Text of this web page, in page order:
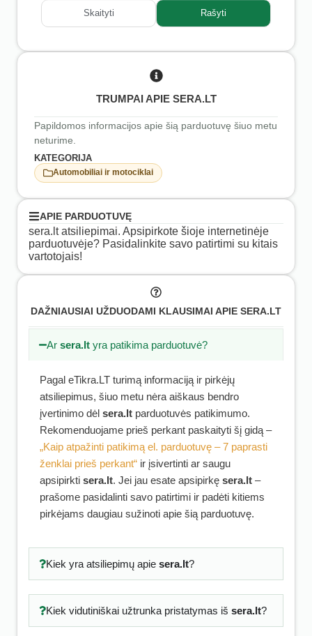
Skaityti Rašyti
TRUMPAI APIE SERA.LT
Papildomos informacijos apie šią parduotuvę šiuo metu
neturime.
KATEGORIJA
Automobiliai ir motociklai
APIE PARDUOTUVĘ
sera.lt atsiliepimai. Apsipirkote šioje internetinėje
parduotuvėje? Pasidalinkite savo patirtimi su kitais
vartotojais!
DAŽNIAUSIAI UŽDUODAMI KLAUSIMAI APIE SERA.LT
Arsera.lt yra patikima parduotuvė?
Pagal eTikra.LT turimą informaciją ir pirkėjų
atsiliepimus, šiuo metu nėra aiškaus bendro
įvertinimo dėl sera.lt parduotuvės patikimumo.
Rekomenduojame prieš perkant paskaityti šį gidą –
„Kaip atpažinti patikimą el. parduotuvę – 7 paprasti
ženklai prieš perkant“ ir įsivertinti ar saugu
apsipirkti sera.lt. Jei jau esate apsipirkę sera.lt –
prašome pasidalinti savo patirtimi ir padėti kitiems
pirkėjams daugiau sužinoti apie šią parduotuvę.
Kiek yra atsiliepimų apie sera.lt?
Kiek vidutiniškai užtrunka pristatymas iš sera.lt?